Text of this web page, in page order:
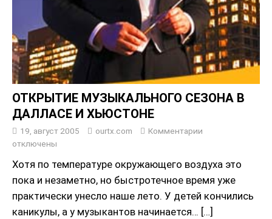
ОТКРЫТИЕ МУЗЫКАЛЬНОГО СЕЗОНА В
ДАЛЛАСЕ И ХЬЮСТОНЕ
19, август 2005 ourtx.com
Комментарии
отключены
Хотя по температуре окружающего воздуха это
пока и незаметно, но быстротечное время уже
практически унесло наше лето. У детей кончились
каникулы, а у музыкантов начинается… […]